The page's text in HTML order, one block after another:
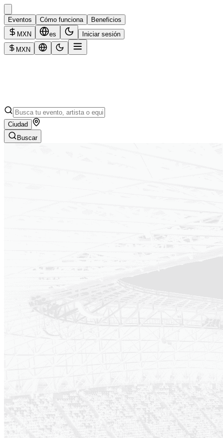
Eventos Cómo funciona
Beneficios
MXN
es Iniciar sesión
MXN
Ciudad
Buscar